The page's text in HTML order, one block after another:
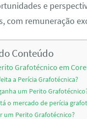
e
com remuneração
Conteúdo
Grafotécnico em
a Perícia Grafotécnica?
um Perito
o mercado de perícia
um Perito Grafotécnico?